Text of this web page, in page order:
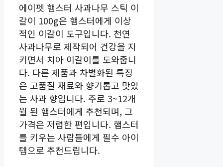
에이펫 햄스터 사과나무 스틱 이
갈이 100g은 햄스터에게 이상
적인 이갈이 도구입니다. 천연
사과나무로 제작되어 건강을 지
키면서 치아 이갈이를 도와줍니
다. 다른 제품과 차별화된 특징
은 고품질 재료와 향기롭고 맛있
는 사과 향입니다. 주로 3~12개
월 된 햄스터에게 추천되며, 그
가격은 저렴한 편입니다. 햄스터
를 키우는 사람들에게 필수 아이
템으로 추천드립니다.